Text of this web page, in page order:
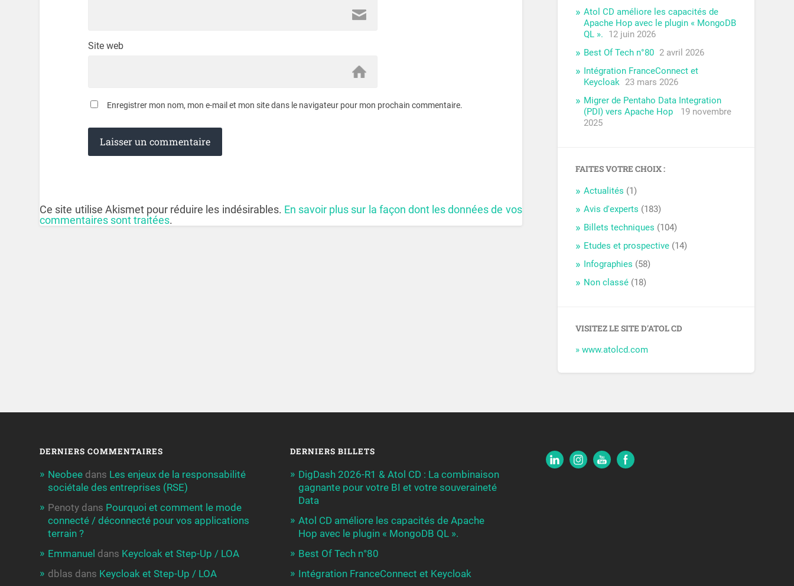
Site web
Enregistrer mon nom, mon e-mail et mon site dans le navigateur pour mon prochain commentaire.
Ce site utilise Akismet pour réduire les indésirables. En savoir plus sur la façon dont les données de vos
commentaires sont traitées.
Atol CD améliore les capacités de
Apache Hop avec le plugin « MongoDB
QL ».
12 juin 2026
Best Of Tech n°80 2 avril 2026
Intégration FranceConnect et
Keycloak 23 mars 2026
Migrer de Pentaho Data Integration
(PDI) vers Apache Hop
19 novembre
2025
FAITES VOTRE CHOIX :
Actualités (1)
Avis d'experts (183)
Billets techniques (104)
Etudes et prospective (14)
Infographies (58)
Non classé (18)
VISITEZ LE SITE D’ATOL CD
» www.atolcd.com
DERNIERS COMMENTAIRES
Neobee dans Les enjeux de la responsabilité
sociétale des entreprises (RSE)
Penoty dans Pourquoi et comment le mode
connecté / déconnecté pour vos applications
terrain ?
Emmanuel dans Keycloak et Step-Up / LOA
dblas dans Keycloak et Step-Up / LOA
DERNIERS BILLETS
DigDash 2026-R1 & Atol CD : La combinaison
gagnante pour votre BI et votre souveraineté
Data
Atol CD améliore les capacités de Apache
Hop avec le plugin « MongoDB QL ».
Best Of Tech n°80
Intégration FranceConnect et Keycloak